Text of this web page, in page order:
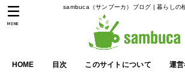
sambuca（サンブーカ）ブログ | 暮らしの
HOME 目次 このサイトについて 運営
MENU